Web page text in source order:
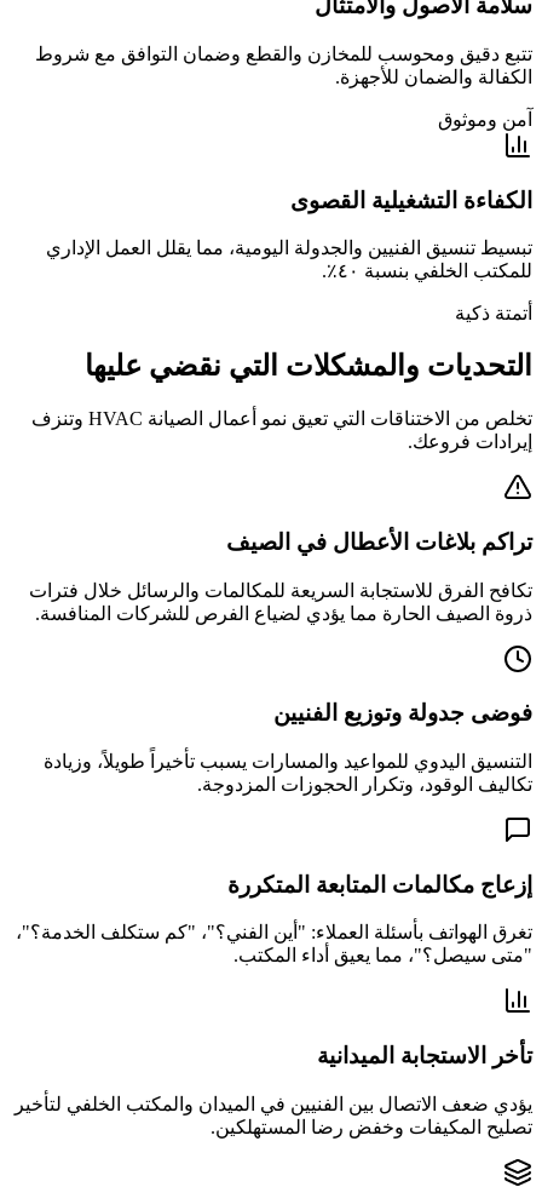
سلامة الأصول والامتثال
تتبع دقيق ومحوسب للمخازن والقطع وضمان التوافق مع شروط
الكفالة والضمان للأجهزة.
آمن وموثوق
الكفاءة التشغيلية القصوى
تبسيط تنسيق الفنيين والجدولة اليومية، مما يقلل العمل الإداري
للمكتب الخلفي بنسبة ٤٠٪.
أتمتة ذكية
التحديات والمشكلات التي نقضي عليها
تخلص من الاختناقات التي تعيق نمو أعمال الصيانة HVAC وتنزف
إيرادات فروعك.
تراكم بلاغات الأعطال في الصيف
تكافح الفرق للاستجابة السريعة للمكالمات والرسائل خلال فترات
ذروة الصيف الحارة مما يؤدي لضياع الفرص للشركات المنافسة.
فوضى جدولة وتوزيع الفنيين
التنسيق اليدوي للمواعيد والمسارات يسبب تأخيراً طويلاً، وزيادة
تكاليف الوقود، وتكرار الحجوزات المزدوجة.
إزعاج مكالمات المتابعة المتكررة
تغرق الهواتف بأسئلة العملاء: "أين الفني؟"، "كم ستكلف الخدمة؟"،
"متى سيصل؟"، مما يعيق أداء المكتب.
تأخر الاستجابة الميدانية
يؤدي ضعف الاتصال بين الفنيين في الميدان والمكتب الخلفي لتأخير
تصليح المكيفات وخفض رضا المستهلكين.